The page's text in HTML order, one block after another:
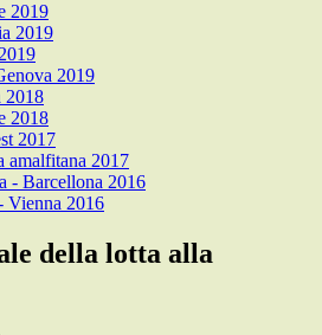
2019
2019
2019
2018
2018
2017
amalfitana 2017
- Barcellona 2016
Vienna 2016
della lotta alla